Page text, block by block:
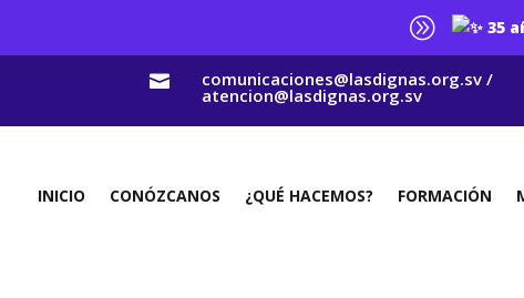
A 35
 comunicaciones@lasdignas.org.sv /
atencion@lasdignas.org.sv
INICIO CONÓZCANOS ¿QUÉ HACEMOS? FORMACIÓN